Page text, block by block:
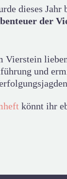
dieses
der
Vierstein
und
könnt ihr